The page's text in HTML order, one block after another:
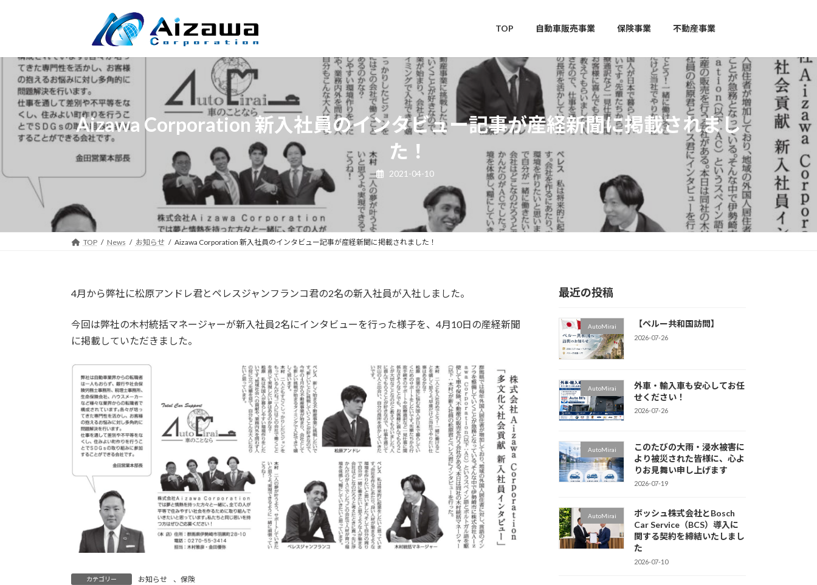
TOP 自動車販売事業 保険事業 不動産事業
Aizawa Corporation 新入社員のインタビュー記事が産経新聞に掲載されまし
た！
2021-04-10
TOP News お知らせ Aizawa Corporation 新入社員のインタビュー記事が産経新聞に掲載されました！
4月から弊社に松原アンドレ君とペレスジャンフランコ君の2名の新入社員が入社しました。
今回は弊社の木村統括マネージャーが新入社員2名にインタビューを行った様子を、4月10日の産経新聞
に掲載していただきました。
カテゴリー お知らせ 、 保険
最近の投稿
AutoMirai 【ペルー共和国訪問】
2026-07-26
AutoMirai
外車・輸入車も安心してお任
せください！
2026-07-26
AutoMirai
このたびの大雨・浸水被害に
より被災された皆様に、心よ
りお見舞い申し上げます
2026-07-19
AutoMirai
ボッシュ株式会社とBosch
Car Service（BCS）導入に
関する契約を締結いたしまし
た
2026-07-10